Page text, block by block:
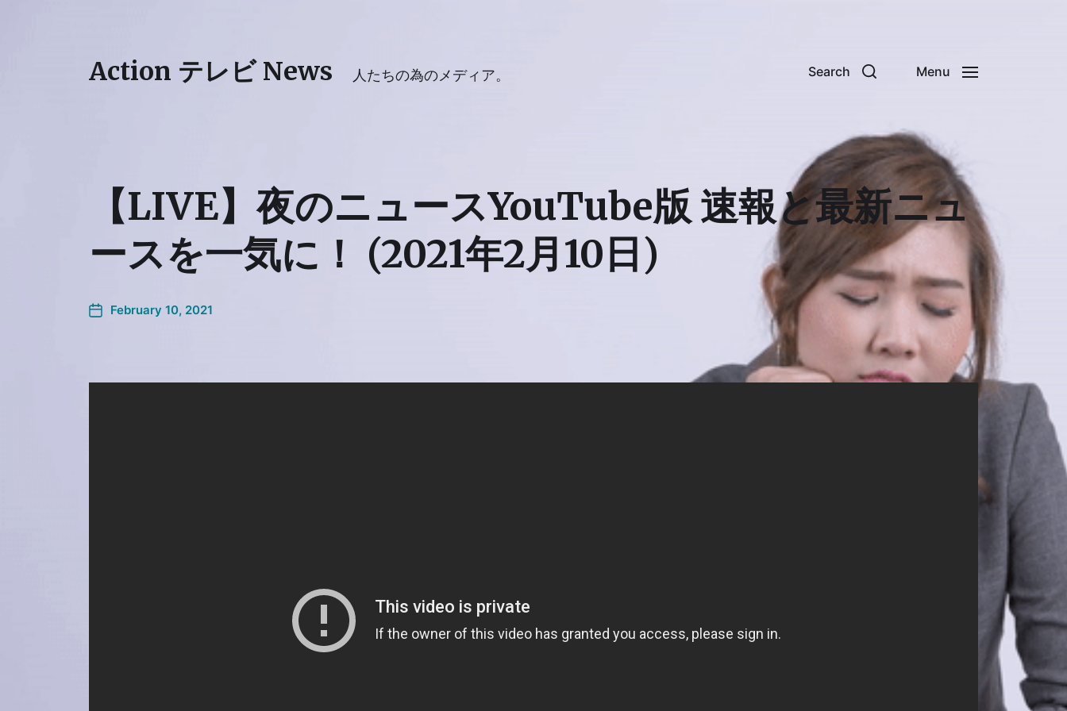
Action テレビ News 人たちの為のメディア。 Search Menu
【LIVE】夜のニュースYouTube版 速報と最新ニュ
ースを一気に！ (2021年2月10日)
February 10, 2021